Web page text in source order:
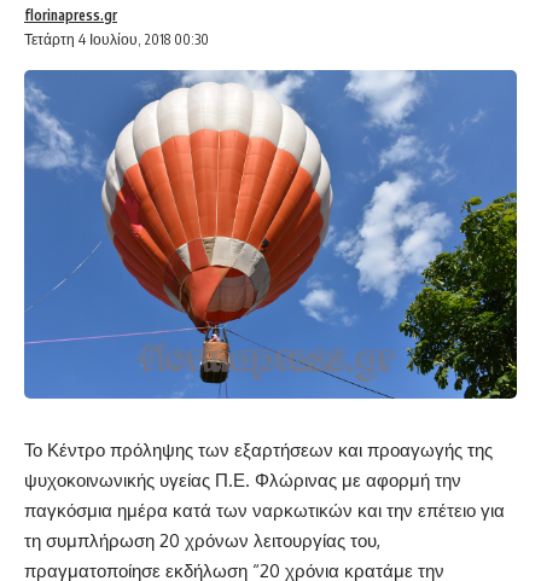
Τετάρτη 4 Ιουλίου, 2018 00:30
florinapress.gr
Το Κέντρο πρόληψης των εξαρτήσεων και προαγωγής της
ψυχοκοινωνικής υγείας Π.Ε. Φλώρινας με αφορμή την
παγκόσμια ημέρα κατά των ναρκωτικών και την επέτειο για
τη συμπλήρωση 20 χρόνων λειτουργίας του,
πραγματοποίησε εκδήλωση “20 χρόνια κρατάμε την